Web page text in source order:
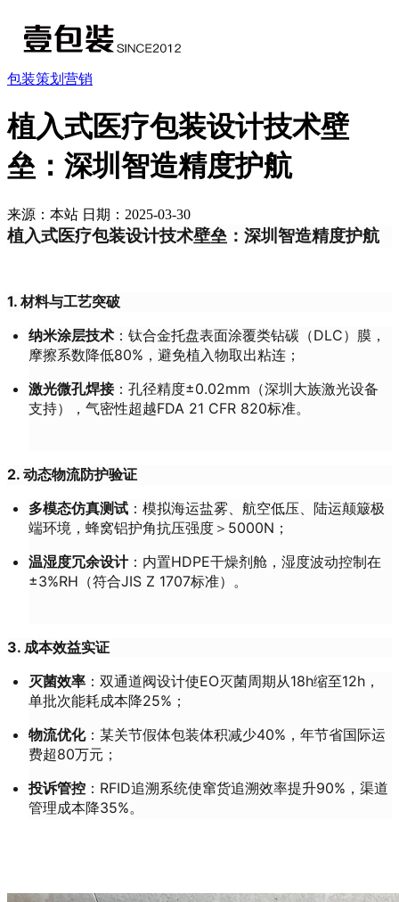
包装策划营销
植入式医疗包装设计技术壁
垒：深圳智造精度护航
来源：本站 日期：2025-03-30
植入式医疗包装设计技术壁垒：深圳智造精度护航
1. 材料与工艺突破
纳米涂层技术 ：钛合金托盘表面涂覆类钻碳（DLC）膜，
摩擦系数降低80%，避免植入物取出粘连；
激光微孔焊接：孔径精度±0.02mm（深圳大族激光设备
支持），气密性超越FDA 21 CFR 820标准。
2. 动态物流防护验证
多模态仿真测试 ：模拟海运盐雾、航空低压、陆运颠簸极
端环境，蜂窝铝护角抗压强度＞5000N；
温湿度冗余设计：内置HDPE干燥剂舱，湿度波动控制在
±3%RH（符合JIS Z 1707标准）。
3. 成本效益实证
灭菌效率 ：双通道阀设计使EO灭菌周期从18h缩至12h，
单批次能耗成本降25%；
物流优化：某关节假体包装体积减少40%，年节省国际运
费超80万元；
投诉管控 ：RFID追溯系统使窜货追溯效率提升90%，渠道
管理成本降35%。